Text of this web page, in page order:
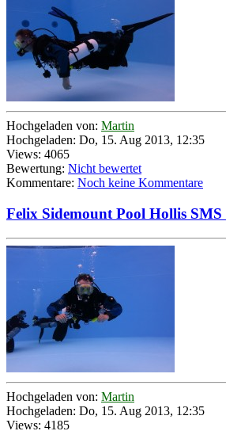
Hochgeladen von: Martin
Hochgeladen: Do, 15. Aug 2013, 12:35
Views: 4065
Bewertung: Nicht bewertet
Kommentare: Noch keine Kommentare
Felix Sidemount Pool Hollis SMS
Hochgeladen von: Martin
Hochgeladen: Do, 15. Aug 2013, 12:35
Views: 4185